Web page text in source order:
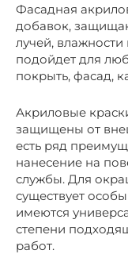
Фасадная
добавок,
лучей, влажности
подойдет для
покрыть, фасад,
Акриловые
защищены от
есть ряд
нанесение на
службы. Для
существует
имеются
степени
работ.